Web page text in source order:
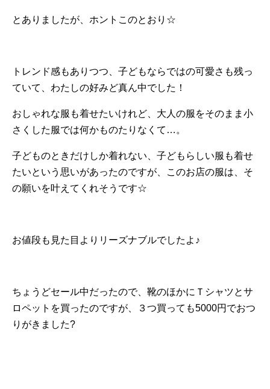
とありましたが、ホントこのとおり☆
トレンド感もありつつ、子どもならではの可愛さも残っ
ていて、わたしの好みど真ん中でした！
おしゃれな服も着せたいけれど、大人の服をそのまま小
さくした服では何かものたりなくて…。
子どものときだけしか着れない、子どもらしい服も着せ
たいという思いがあったのですが、このお店の服は、そ
の願いを叶えてくれそうです☆
お値段も見た目よりリーズナブルでしたよ♪
ちょうどセール中だったので、靴のほかにＴシャツとサ
ロペットを買ったのですが、３つ買っても5000円でおつ
りがきました?